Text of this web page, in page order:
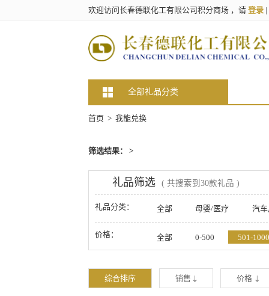
欢迎访问长春德联化工有限公司积分商场 ，请 登录 |
全部礼品分类
首页 > 我能兑换
筛选结果： >
礼品筛选 ( 共搜索到30款礼品 )
礼品分类： 全部 母婴/医疗 汽
美妆/钟表/玩具
家居/家纺
价格： 全部 0-500 501-1000
综合排序 销售 价格